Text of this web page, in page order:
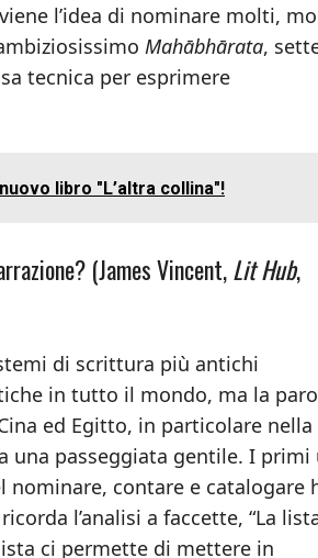
l’idea di nominare molti,
Mahābhārata,
tecnica per esprimere
libro "L’altra collina"!
(James Vincent,Lit Hub,
di scrittura più antichi
in tutto il mondo, ma la
ed Egitto, in particolare nella
una passeggiata gentile. I primi
contare e catalogare
l’analisi a faccette, “La
ci permette di mettere in